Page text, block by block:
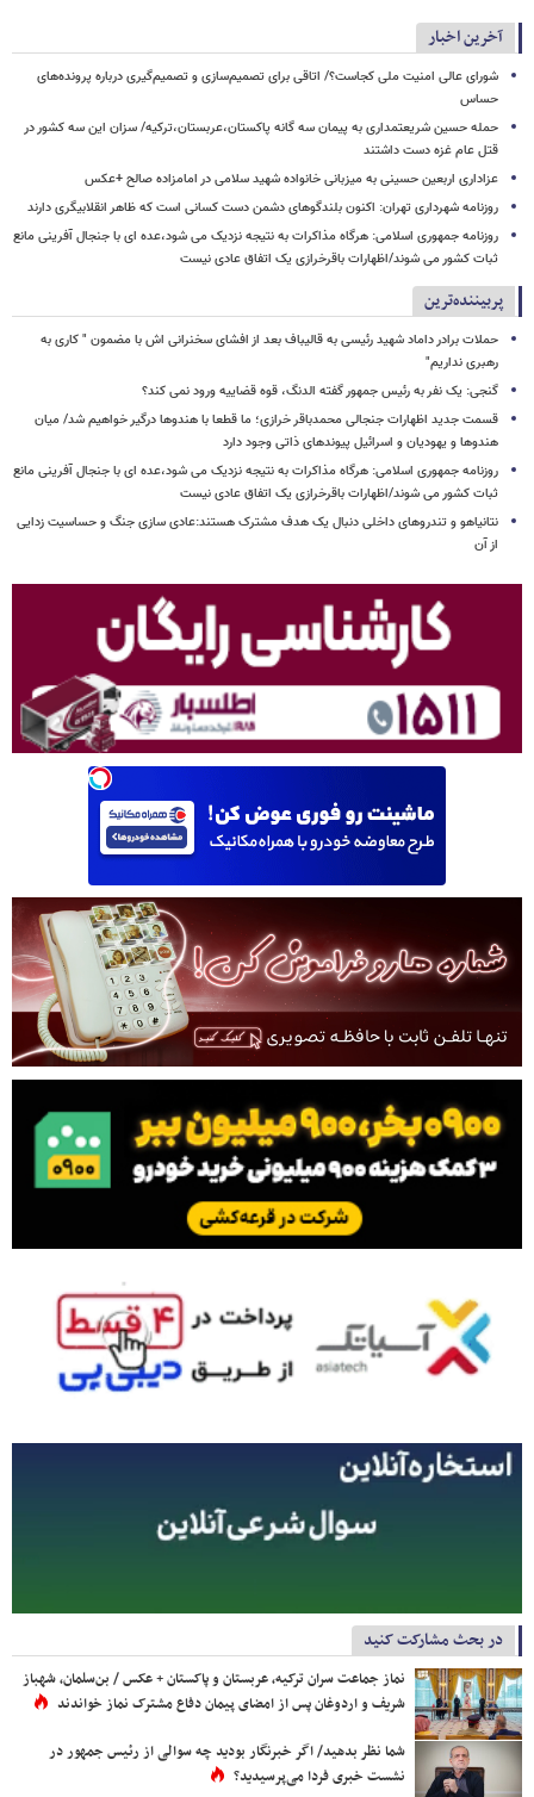
آخرین اخبار
شورای عالی امنیت ملی کجاست؟/ اتاقی برای تصمیم‌سازی و تصمیم‌گیری درباره پرونده‌های
حساس
حمله حسین شریعتمداری به پیمان سه گانه پاکستان،عربستان،ترکیه/ سزان این سه کشور در
قتل عام غزه دست داشتند
عزاداری اربعین حسینی به میزبانی خانواده شهید سلامی در امامزاده صالح +عکس
روزنامه شهرداری تهران: اکنون بلندگوهای دشمن دست کسانی است که ظاهر انقلابیگری دارند
روزنامه جمهوری اسلامی: هرگاه مذاکرات به نتیجه نزدیک می شود،عده ای با جنجال آفرینی مانع
ثبات کشور می شوند/اظهارات باقرخرازی یک اتفاق عادی نیست
پربیننده‌ترین
حملات برادر داماد شهید رئیسی به قالیباف بعد از افشای سخنرانی اش با مضمون " کاری به
رهبری نداریم"
گنجی: یک نفر به رئیس جمهور گفته الدنگ، قوه قضاییه ورود نمی کند؟
قسمت جدید اظهارات جنجالی محمدباقر خرازی؛ ما قطعا با هندوها درگیر خواهیم شد/ میان
هندوها و یهودیان و اسرائیل پیوندهای ذاتی وجود دارد
روزنامه جمهوری اسلامی: هرگاه مذاکرات به نتیجه نزدیک می شود،عده ای با جنجال آفرینی مانع
ثبات کشور می شوند/اظهارات باقرخرازی یک اتفاق عادی نیست
نتانیاهو و تندروهای داخلی دنبال یک هدف مشترک هستند:عادی سازی جنگ و حساسیت زدایی
از آن
در بحث مشارکت کنید
نماز جماعت سران ترکیه، عربستان و پاکستان + عکس / بن‌سلمان، شهباز
شریف و اردوغان پس از امضای پیمان دفاع مشترک نماز خواندند
شما نظر بدهید/ اگر خبرنگار بودید چه سوالی از رئیس جمهور در
نشست خبری فردا می‌پرسیدید؟